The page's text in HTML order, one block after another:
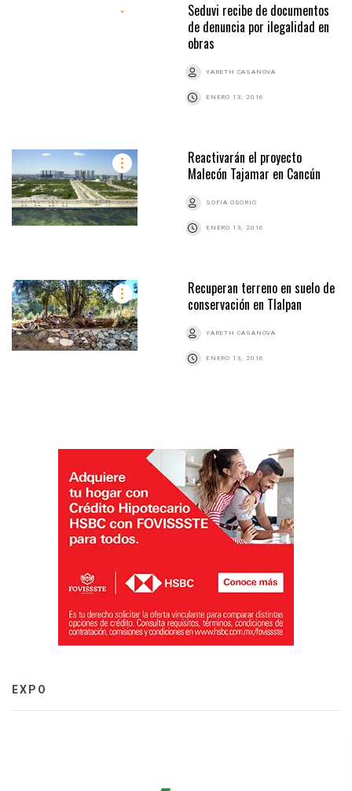
Seduvi recibe de documentos
de denuncia por ilegalidad en
obras
YARETH CASANOVA
ENERO 13, 2016
Reactivarán el proyecto
Malecón Tajamar en Cancún
SOFIA OSORIO
ENERO 13, 2016
Recuperan terreno en suelo de
conservación en Tlalpan
YARETH CASANOVA
ENERO 13, 2016
EXPO